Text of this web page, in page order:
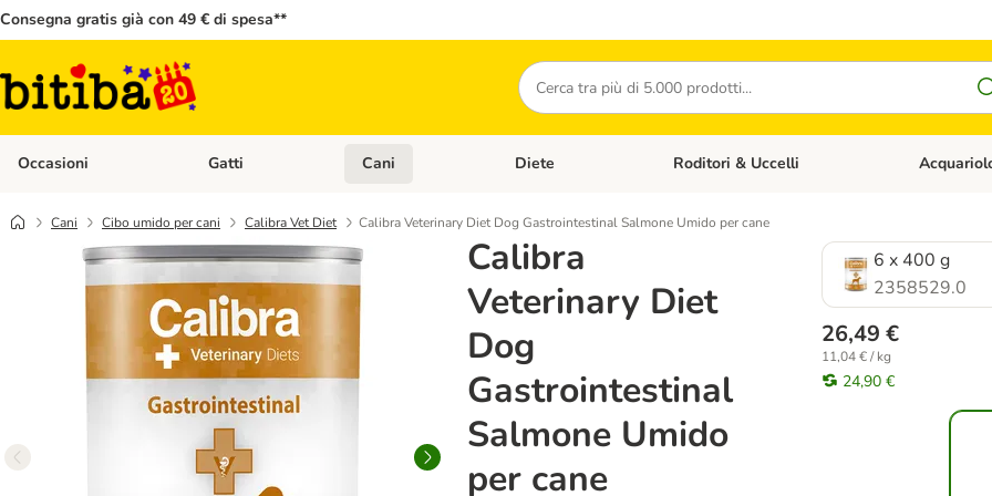
Consegna gratis già con 49 € di spesa**
Cerca
Occasioni Apri Menù Categoria: Occasioni
Gatti Apri Menù Categoria: Gatti
Cani Apri Menù Categoria: Cani
Diete Apri Menù Categoria: Diete
Roditori & Uccelli Apri Menù
Cani Cibo umido per cani Calibra Vet Diet Calibra Veterinary Diet Dog Gastrointestinal Salmone Umido per cane
Calibra
Veterinary Diet
Dog
Gastrointestinal
Salmone Umido
per cane
6 x 400 g
2358529.0
26,49 €
11,04 € / kg
24,90 €